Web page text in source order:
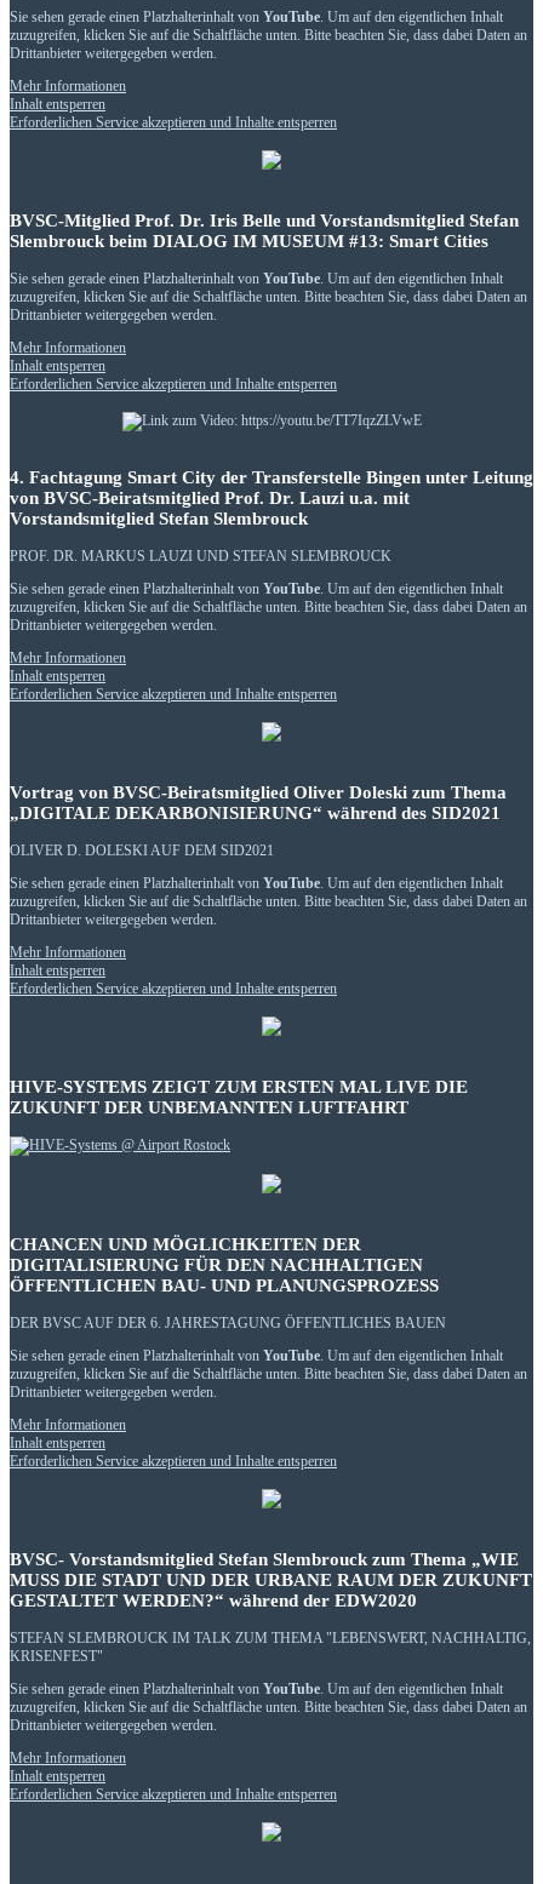
Sie sehen gerade einen Platzhalterinhalt von YouTube. Um auf den eigentlichen Inhalt
zuzugreifen, klicken Sie auf die Schaltfläche unten. Bitte beachten Sie, dass dabei Daten an
Drittanbieter weitergegeben werden.
Mehr Informationen
Inhalt entsperren
Erforderlichen Service akzeptieren und Inhalte entsperren
BVSC-Mitglied Prof. Dr. Iris Belle und Vorstandsmitglied Stefan
Slembrouck beim DIALOG IM MUSEUM #13: Smart Cities
Sie sehen gerade einen Platzhalterinhalt von YouTube. Um auf den eigentlichen Inhalt
zuzugreifen, klicken Sie auf die Schaltfläche unten. Bitte beachten Sie, dass dabei Daten an
Drittanbieter weitergegeben werden.
Mehr Informationen
Inhalt entsperren
Erforderlichen Service akzeptieren und Inhalte entsperren
4. Fachtagung Smart City der Transferstelle Bingen unter Leitung
von BVSC-Beiratsmitglied Prof. Dr. Lauzi u.a. mit
Vorstandsmitglied Stefan Slembrouck
PROF. DR. MARKUS LAUZI UND STEFAN SLEMBROUCK
Sie sehen gerade einen Platzhalterinhalt von YouTube. Um auf den eigentlichen Inhalt
zuzugreifen, klicken Sie auf die Schaltfläche unten. Bitte beachten Sie, dass dabei Daten an
Drittanbieter weitergegeben werden.
Mehr Informationen
Inhalt entsperren
Erforderlichen Service akzeptieren und Inhalte entsperren
Vortrag von BVSC-Beiratsmitglied Oliver Doleski zum Thema
„DIGITALE DEKARBONISIERUNG“ während des SID2021
OLIVER D. DOLESKI AUF DEM SID2021
Sie sehen gerade einen Platzhalterinhalt von YouTube. Um auf den eigentlichen Inhalt
zuzugreifen, klicken Sie auf die Schaltfläche unten. Bitte beachten Sie, dass dabei Daten an
Drittanbieter weitergegeben werden.
Mehr Informationen
Inhalt entsperren
Erforderlichen Service akzeptieren und Inhalte entsperren
HIVE-SYSTEMS ZEIGT ZUM ERSTEN MAL LIVE DIE
ZUKUNFT DER UNBEMANNTEN LUFTFAHRT
CHANCEN UND MÖGLICHKEITEN DER
DIGITALISIERUNG FÜR DEN NACHHALTIGEN
ÖFFENTLICHEN BAU- UND PLANUNGSPROZESS
DER BVSC AUF DER 6. JAHRESTAGUNG ÖFFENTLICHES BAUEN
Sie sehen gerade einen Platzhalterinhalt von YouTube. Um auf den eigentlichen Inhalt
zuzugreifen, klicken Sie auf die Schaltfläche unten. Bitte beachten Sie, dass dabei Daten an
Drittanbieter weitergegeben werden.
Mehr Informationen
Inhalt entsperren
Erforderlichen Service akzeptieren und Inhalte entsperren
BVSC- Vorstandsmitglied Stefan Slembrouck zum Thema „WIE
MUSS DIE STADT UND DER URBANE RAUM DER ZUKUNFT
GESTALTET WERDEN?“ während der EDW2020
STEFAN SLEMBROUCK IM TALK ZUM THEMA "LEBENSWERT, NACHHALTIG,
KRISENFEST"
Sie sehen gerade einen Platzhalterinhalt von YouTube. Um auf den eigentlichen Inhalt
zuzugreifen, klicken Sie auf die Schaltfläche unten. Bitte beachten Sie, dass dabei Daten an
Drittanbieter weitergegeben werden.
Mehr Informationen
Inhalt entsperren
Erforderlichen Service akzeptieren und Inhalte entsperren